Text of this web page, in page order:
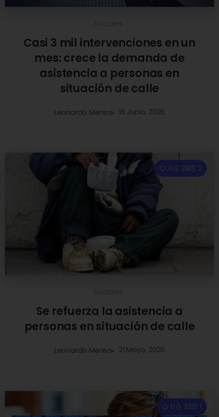
Sociales
Casi 3 mil intervenciones en un
mes: crece la demanda de
asistencia a personas en
situación de calle
Leonardo Mensa 16 Junio, 2026
0 28 2
Sociales
Se refuerza la asistencia a
personas en situación de calle
Leonardo Mensa 21 Mayo, 2026
0 32 1